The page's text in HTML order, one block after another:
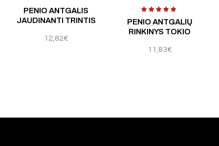
PENIO ANTGALIS
JAUDINANTI TRINTIS
12,82€
PENIO ANTGALIŲ
RINKINYS TOKIO
11,83€